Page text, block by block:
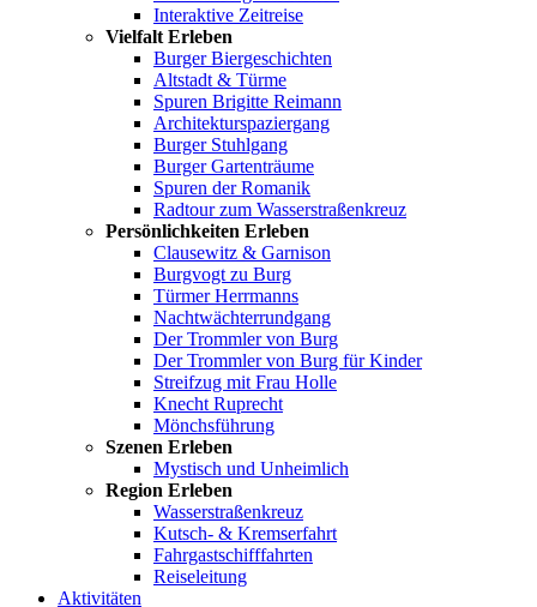
Interaktive Zeitreise
Vielfalt Erleben
Burger Biergeschichten
Altstadt & Türme
Spuren Brigitte Reimann
Architekturspaziergang
Burger Stuhlgang
Burger Gartenträume
Spuren der Romanik
Radtour zum Wasserstraßenkreuz
Persönlichkeiten Erleben
Clausewitz & Garnison
Burgvogt zu Burg
Türmer Herrmanns
Nachtwächterrundgang
Der Trommler von Burg
Der Trommler von Burg für Kinder
Streifzug mit Frau Holle
Knecht Ruprecht
Mönchsführung
Szenen Erleben
Mystisch und Unheimlich
Region Erleben
Wasserstraßenkreuz
Kutsch- & Kremserfahrt
Fahrgastschifffahrten
Reiseleitung
Aktivitäten